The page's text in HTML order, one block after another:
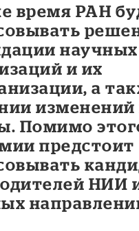
время РАН
научных
и их
а
изменений
Помимо
предстоит
НИИ